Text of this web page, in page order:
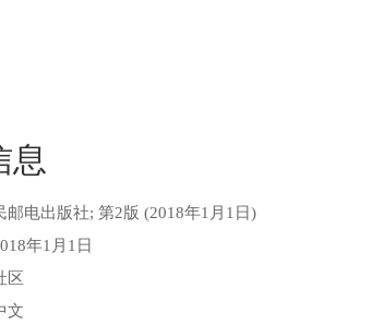
息
邮电出版社; 第2版 (2018年1月1日)
年1月1日
区
文